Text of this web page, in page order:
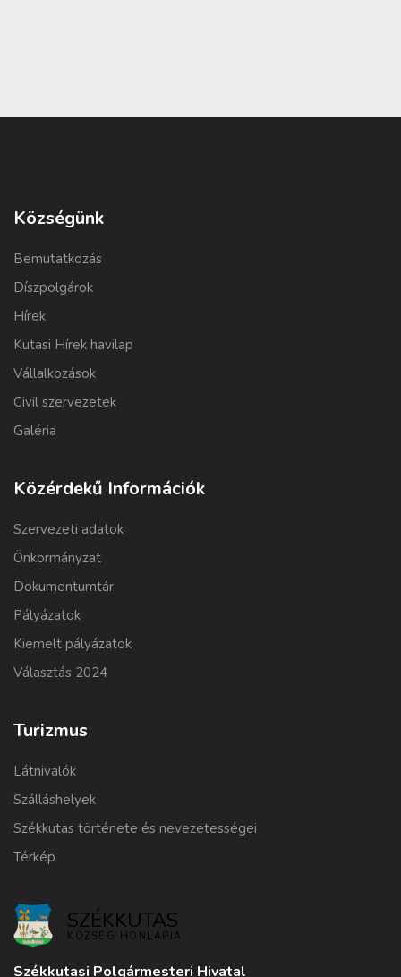
Községünk
Bemutatkozás
Díszpolgárok
Hírek
Kutasi Hírek havilap
Vállalkozások
Civil szervezetek
Galéria
Közérdekű Információk
Szervezeti adatok
Önkormányzat
Dokumentumtár
Pályázatok
Kiemelt pályázatok
Választás 2024
Turizmus
Látnivalók
Szálláshelyek
Székkutas története és nevezetességei
Térkép
SZÉKKUTAS
KÖZSÉG HONLAPJA
Székkutasi Polgármesteri Hivatal